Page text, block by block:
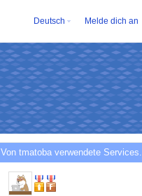
Deutsch Melde dich an
Von tmatoba verwendete Services.